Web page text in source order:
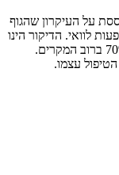
על העיקרון שהגוף
לוואי. הדיקור הינו
שיטת טיפול אפקטיבי עם יעילות של למעלה מ 70% ברוב המקרים.
עצמו.